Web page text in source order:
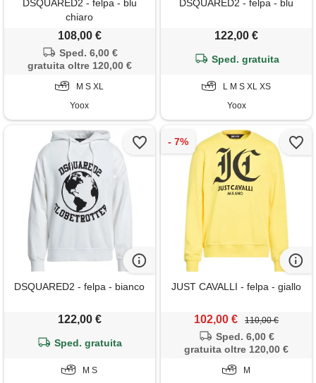
DSQUARED2 - felpa - blu
chiaro
108,00 €
Sped. 6,00 €
gratuita oltre 120,00 €
M S XL
Yoox
DSQUARED2 - felpa - blu
122,00 €
Sped. gratuita
L M S XL XS
Yoox
DSQUARED2 - felpa - bianco
122,00 €
Sped. gratuita
M S
JUST CAVALLI - felpa - giallo
102,00 € 110,00 €
Sped. 6,00 €
gratuita oltre 120,00 €
M